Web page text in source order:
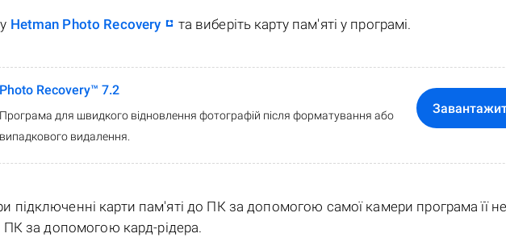
Hetman Photo Recovery та виберіть карту пам'яті у програмі.
Photo Recovery™ 7.2
Програма для швидкого відновлення фотографій після форматування або
випадкового видалення.
підключенні карти пам'яті до ПК за допомогою самої камери програма її
ПК за допомогою кард-рідера.